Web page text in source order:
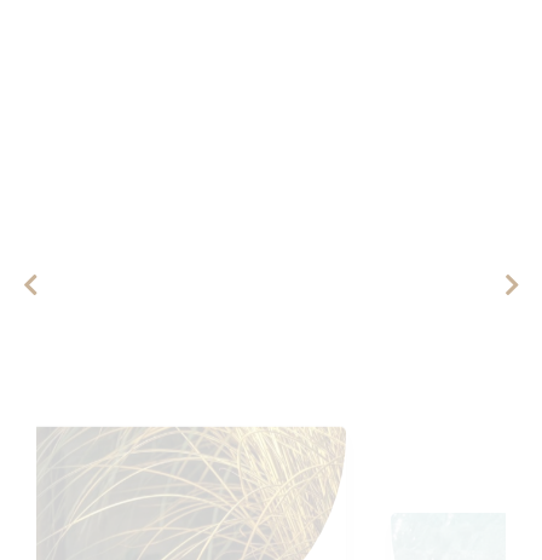
PISCINE (BAC À RIDEAU,
MARGELLE IPE, ABRIS DE
PISCINE)